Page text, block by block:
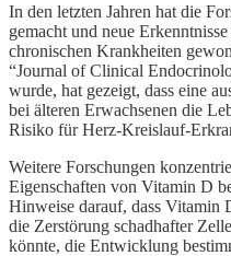
In den letzten Jahren hat die
gemacht und neue
chronischen Krankheiten
“Journal of Clinical
wurde, hat gezeigt, dass eine
bei älteren Erwachsenen die
Risiko für Herz-Kreislauf-
Weitere Forschungen
Eigenschaften von Vitamin D
Hinweise darauf, dass Vitamin
die Zerstörung schadhafter
könnte, die Entwicklung